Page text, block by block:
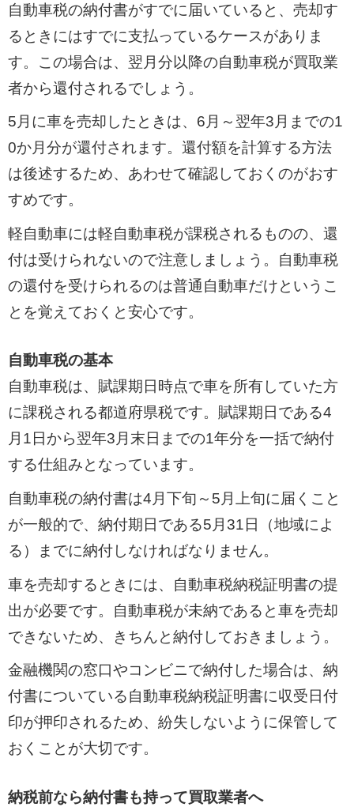
自動車税の納付書がすでに届いていると、売却す
るときにはすでに支払っているケースがありま
す。この場合は、翌月分以降の自動車税が買取業
者から還付されるでしょう。
5月に車を売却したときは、6月～翌年3月までの1
0か月分が還付されます。還付額を計算する方法
は後述するため、あわせて確認しておくのがおす
すめです。
軽自動車には軽自動車税が課税されるものの、還
付は受けられないので注意しましょう。自動車税
の還付を受けられるのは普通自動車だけというこ
とを覚えておくと安心です。
自動車税の基本
自動車税は、賦課期日時点で車を所有していた方
に課税される都道府県税です。賦課期日である4
月1日から翌年3月末日までの1年分を一括で納付
する仕組みとなっています。
自動車税の納付書は4月下旬～5月上旬に届くこと
が一般的で、納付期日である5月31日（地域によ
る）までに納付しなければなりません。
車を売却するときには、自動車税納税証明書の提
出が必要です。自動車税が未納であると車を売却
できないため、きちんと納付しておきましょう。
金融機関の窓口やコンビニで納付した場合は、納
付書についている自動車税納税証明書に収受日付
印が押印されるため、紛失しないように保管して
おくことが大切です。
納税前なら納付書も持って買取業者へ